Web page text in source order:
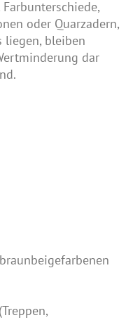
oder Quarzadern,
liegen, bleiben
dar